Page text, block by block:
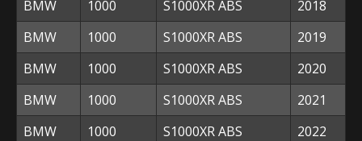
BMW
1000 S1000XR ABS
2018
BMW
1000 S1000XR ABS
2019
BMW
1000 S1000XR ABS
2020
BMW
1000 S1000XR ABS
2021
BMW
1000 S1000XR ABS
2022